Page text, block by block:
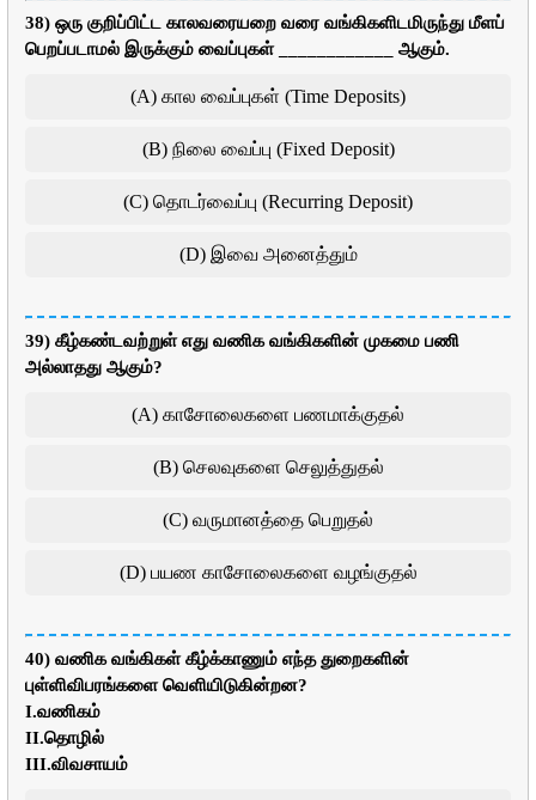
38) ஒரு குறிப்பிட்ட காலவரையறை வரை வங்கிகளிடமிருந்து மீளப்
பெறப்படாமல் இருக்கும் வைப்புகள் ____________ ஆகும்.
(A) கால வைப்புகள் (Time Deposits)
(B) நிலை வைப்பு (Fixed Deposit)
(C) தொடர்வைப்பு (Recurring Deposit)
(D) இவை அனைத்தும்
39) கீழ்கண்டவற்றுள் எது வணிக வங்கிகளின் முகமை பணி
அல்லாதது ஆகும்?
(A) காசோலைகளை பணமாக்குதல்
(B) செலவுகளை செலுத்துதல்
(C) வருமானத்தை பெறுதல்
(D) பயண காசோலைகளை வழங்குதல்
40) வணிக வங்கிகள் கீழ்க்காணும் எந்த துறைகளின்
புள்ளிவிபரங்களை வெளியிடுகின்றன?
I.வணிகம்
II.தொழில்
III.விவசாயம்